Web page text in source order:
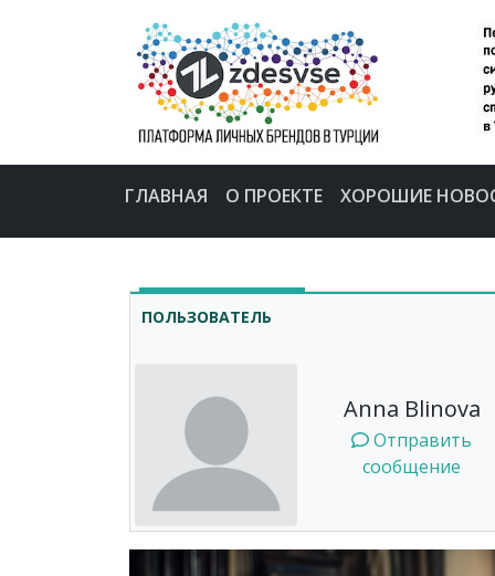
ГЛАВНАЯ О ПРОЕКТЕ ХОРОШИЕ
ПОЛЬЗОВАТЕЛЬ
Anna Blinova
Отправить
сообщение